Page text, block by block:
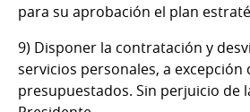
para su aprobación el plan
9) Disponer la contratación y
servicios personales, a
presupuestados. Sin perjuicio de